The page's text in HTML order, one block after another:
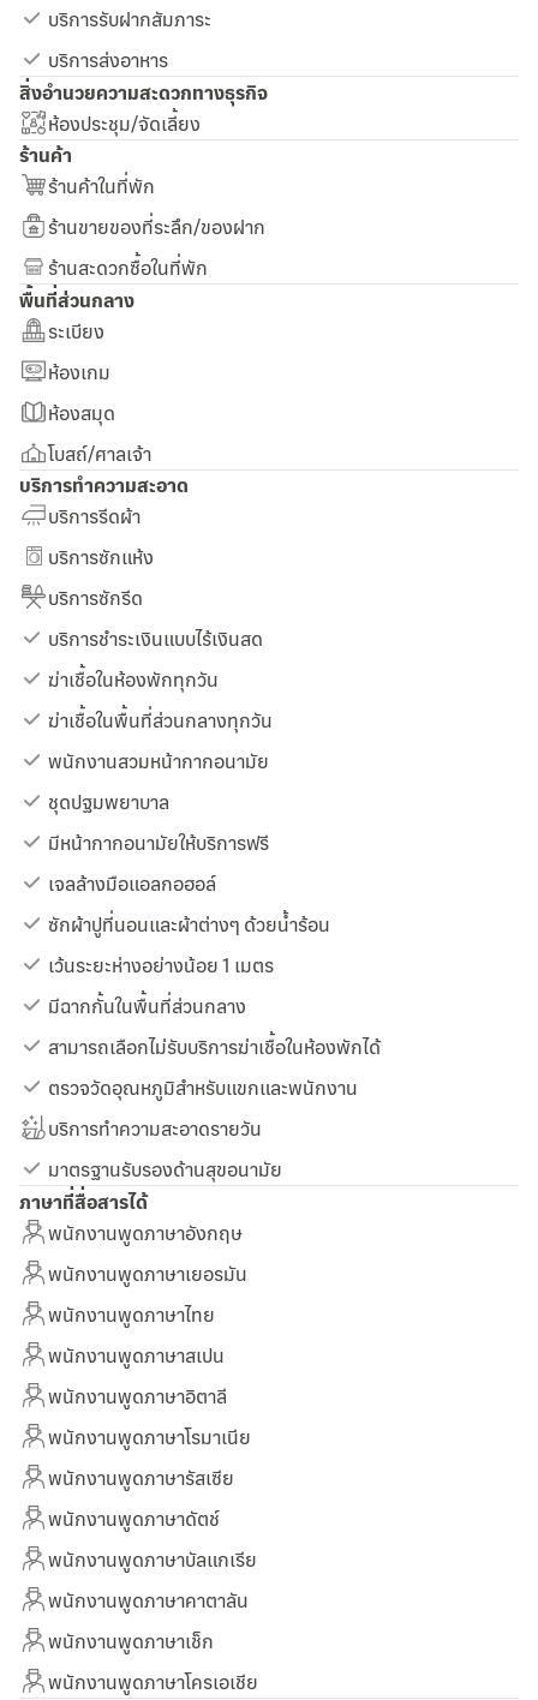
บริการรับฝากสัมภาระ
บริการส่งอาหาร
สิ่งอำนวยความสะดวกทางธุรกิจ
ห้องประชุม/จัดเลี้ยง
ร้านค้า
ร้านค้าในที่พัก
ร้านขายของที่ระลึก/ของฝาก
ร้านสะดวกซื้อในที่พัก
พื้นที่ส่วนกลาง
ระเบียง
ห้องเกม
ห้องสมุด
โบสถ์/ศาลเจ้า
บริการทำความสะอาด
บริการรีดผ้า
บริการซักแห้ง
บริการซักรีด
บริการชำระเงินแบบไร้เงินสด
ฆ่าเชื้อในห้องพักทุกวัน
ฆ่าเชื้อในพื้นที่ส่วนกลางทุกวัน
พนักงานสวมหน้ากากอนามัย
ชุดปฐมพยาบาล
มีหน้ากากอนามัยให้บริการฟรี
เจลล้างมือแอลกอฮอล์
ซักผ้าปูที่นอนและผ้าต่างๆ ด้วยน้ำร้อน
เว้นระยะห่างอย่างน้อย 1 เมตร
มีฉากกั้นในพื้นที่ส่วนกลาง
สามารถเลือกไม่รับบริการฆ่าเชื้อในห้องพักได้
ตรวจวัดอุณหภูมิสำหรับแขกและพนักงาน
บริการทำความสะอาดรายวัน
มาตรฐานรับรองด้านสุขอนามัย
ภาษาที่สื่อสารได้
พนักงานพูดภาษาอังกฤษ
พนักงานพูดภาษาเยอรมัน
พนักงานพูดภาษาไทย
พนักงานพูดภาษาสเปน
พนักงานพูดภาษาอิตาลี
พนักงานพูดภาษาโรมาเนีย
พนักงานพูดภาษารัสเซีย
พนักงานพูดภาษาดัตช์
พนักงานพูดภาษาบัลแกเรีย
พนักงานพูดภาษาคาตาลัน
พนักงานพูดภาษาเช็ก
พนักงานพูดภาษาโครเอเชีย